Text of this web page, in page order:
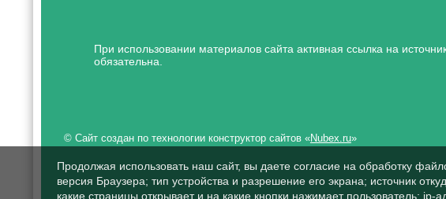
При использовании материалов сайта активная ссылка на
обязательна.
© Сайт создан по технологии конструктор сайтов «Nubex.ru»
Продолжая использовать наш сайт, вы даете согласие на обработку
версия Браузера; тип устройства и разрешение его экрана; источник
какие страницы открывает и на какие кнопки нажимает пользователь;